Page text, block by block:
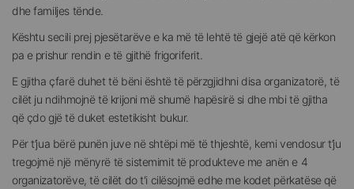
dhe familjes tënde.
Kështu secili prej pjesëtarëve e ka më të lehtë të gjejë atë që kërkon
pa e prishur rendin e të gjithë frigoriferit.
E gjitha çfarë duhet të bëni është të përzgjidhni disa organizatorë, të
cilët ju ndihmojnë të krijoni më shumë hapësirë si dhe mbi të gjitha
që çdo gjë të duket estetikisht bukur.
Për t’jua bërë punën juve në shtëpi më të thjeshtë, kemi vendosur t’ju
tregojmë një mënyrë të sistemimit të produkteve me anën e 4
organizatorëve, të cilët do t'i cilësojmë edhe me kodet përkatëse që